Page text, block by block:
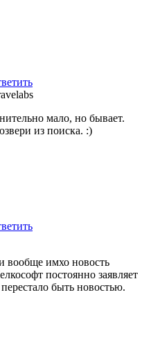
мало, но бывает.
из поиска. :)
имхо новость
постоянно заявляет
быть новостью.